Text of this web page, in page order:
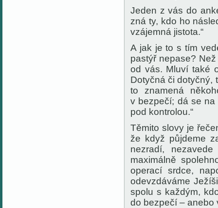
Jeden z vás do
zná ty, kdo ho
vzájemná jistota.“
A jak je to s tím
pastýř nepase?
od vás. Mluví také
Dotyčná či dotyčný,
to znamená
v bezpečí; dá se
pod kontrolou.“
Těmito slovy je
že když půjdeme
nezradí,
maximálně
operací srdce,
odevzdáváme
spolu s každým,
do bezpečí –